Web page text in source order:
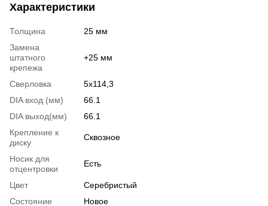
давления
Характеристики
Толщина
25 мм
Замена
штатного
крепежа
+25 мм
Сверловка
5х114,3
DIA вход (мм)
66.1
DIA выход(мм)
66.1
Крепление к
диску
Сквозное
Носик для
отцентровки
Есть
Цвет
Серебристый
Состояние
Новое